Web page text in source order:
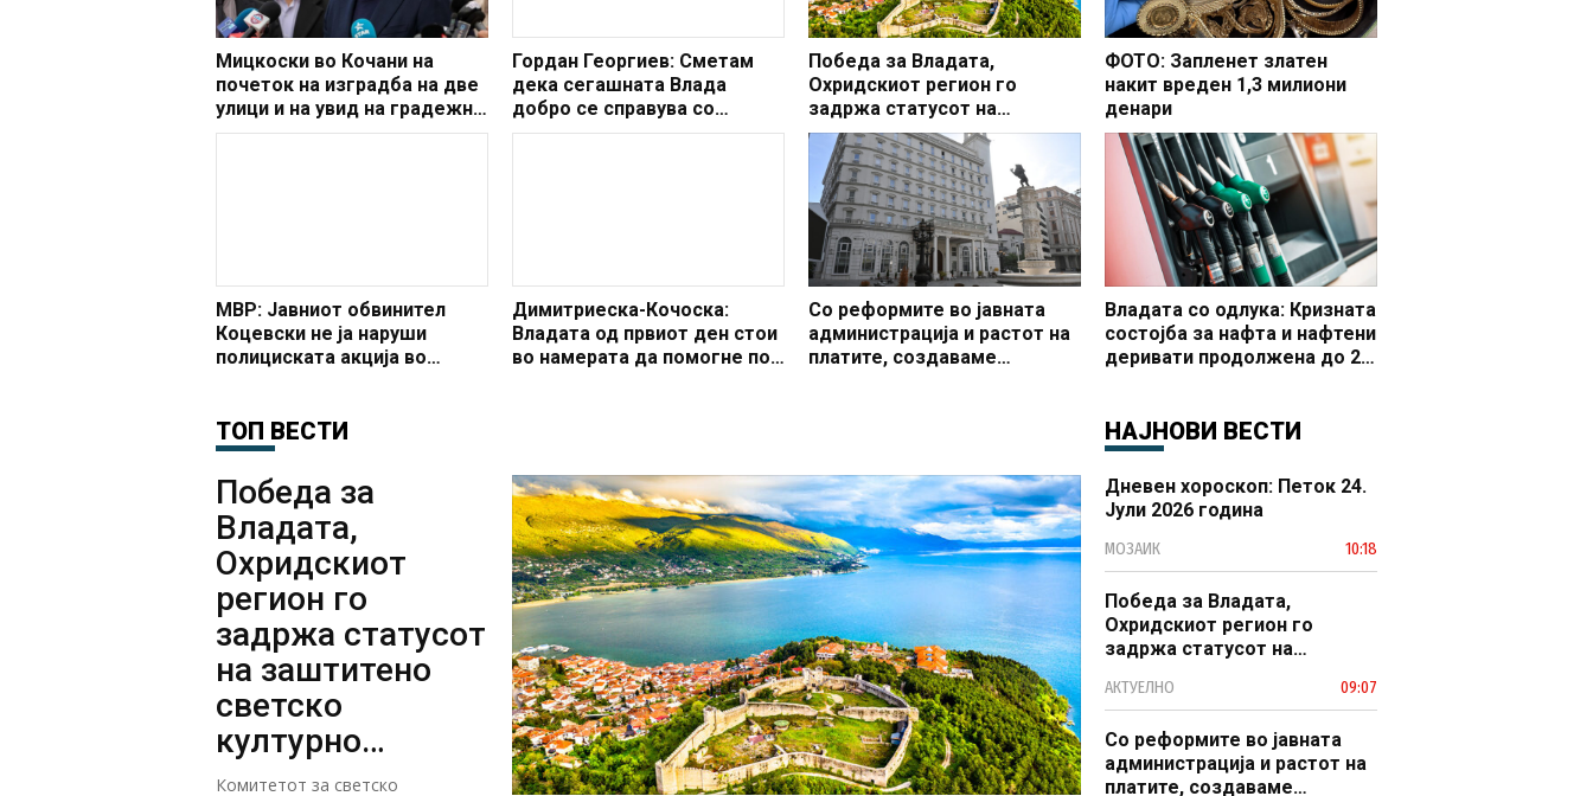
Мицкоски во Кочани на
почеток на изградба на две
улици и на увид на градежни
активности
Гордан Георгиев: Сметам
дека сегашната Влада
добро се справува со
ситуацијата по трагедијата
МВР: Јавниот обвинител
Коцевски не ја наруши
полициската акција во
Димитриеска-Кочоска:
Владата од првиот ден стои
во намерата да помогне по
Победа за Владата,
Охридскиот регион го
задржа статусот на
заштитено светско културно
наследство
Со реформите во јавната
администрација и растот на
платите, создаваме
ФОТО: Запленет златен
накит вреден 1,3 милиони
денари
Владата со одлука: Кризната
состојба за нафта и нафтени
деривати продолжена до 20
ТОП ВЕСТИ
Победа за
Владата,
Охридскиот
регион го
задржа статусот
на заштитено
светско
културно
наследство
Комитетот за светско
НАЈНОВИ ВЕСТИ
Дневен хороскоп: Петок 24.
Јули 2026 година
МОЗАИК 10:18
Победа за Владата,
Охридскиот регион го
задржа статусот на
наследство
АКТУЕЛНО 09:07
Со реформите во јавната
администрација и растот на
платите, создаваме